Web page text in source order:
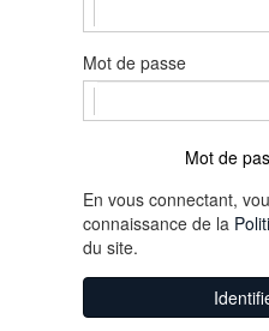
Mot de passe
Mot de
En vous connectant,
connaissance de la
du site.